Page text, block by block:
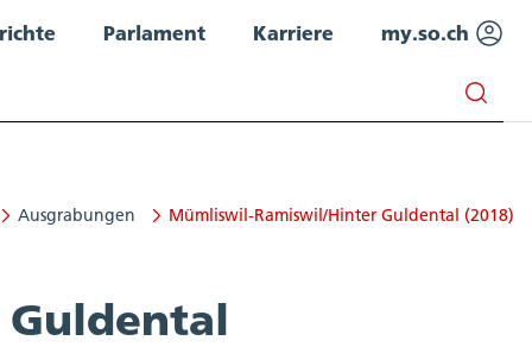
Parlament Karriere my.so.ch
Ausgrabungen Mümliswil-Ramiswil/Hinter Guldental (2018)